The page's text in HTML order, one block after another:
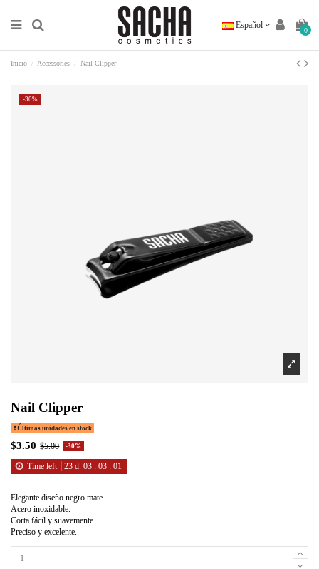
Español 0
Inicio Accessories Nail Clipper
-30%
Nail Clipper
Últimas unidades en stock
$3.50 $5.00 -30%
Time left 23 d. 03 :03 :01
Elegante diseño negro mate.
Acero inoxidable.
Corta fácil y suavemente.
Preciso y excelente.